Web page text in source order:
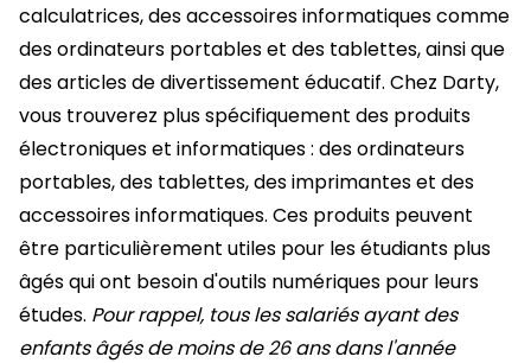
calculatrices, des accessoires informatiques comme
des ordinateurs portables et des tablettes, ainsi que
des articles de divertissement éducatif. Chez Darty,
vous trouverez plus spécifiquement des produits
électroniques et informatiques : des ordinateurs
portables, des tablettes, des imprimantes et des
accessoires informatiques. Ces produits peuvent
être particulièrement utiles pour les étudiants plus
âgés qui ont besoin d'outils numériques pour leurs
études. Pour rappel, tous les salariés ayant des
enfants âgés de moins de 26 ans dans l'année